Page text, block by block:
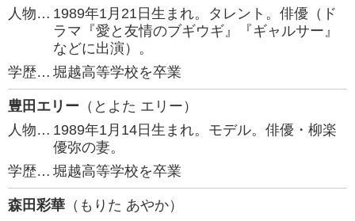
人物… 1989年1月21日生まれ。タレント。俳優（ド
ラマ『愛と友情のブギウギ』『ギャルサー』
などに出演）。
学歴… 堀越高等学校を卒業
豊田エリー （とよた エリー）
人物… 1989年1月14日生まれ。モデル。俳優・柳楽
優弥の妻。
学歴… 堀越高等学校を卒業
森田彩華 （もりた あやか）